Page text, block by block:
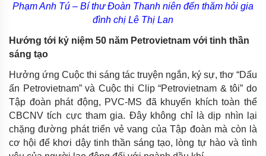
Phạm Anh Tú – Bí thư Đoàn Thanh niên đến thăm hỏi gia
đình chị Lê Thị Lan
Hướng tới kỷ niệm 50 năm Petrovietnam với tinh thần
sáng tạo
Hưởng ứng Cuộc thi sáng tác truyện ngắn, ký sự, thơ “Dấu
ấn Petrovietnam” và Cuộc thi Clip “Petrovietnam & tôi” do
Tập đoàn phát động, PVC-MS đã khuyến khích toàn thể
CBCNV tích cực tham gia. Đây không chỉ là dịp nhìn lại
chặng đường phát triển vẻ vang của Tập đoàn mà còn là
cơ hội để khơi dậy tinh thần sáng tạo, lòng tự hào và tình